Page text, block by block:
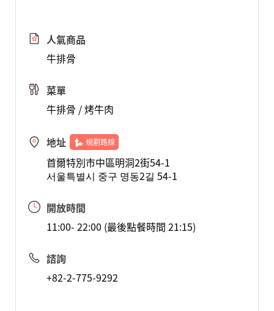
人氣商品
牛排骨
菜單
牛排骨 / 烤牛肉
地址 規劃路線
首爾特別市中區明洞2街54-1
서울특별시 중구 명동2길 54-1
開放時間
11:00- 22:00 (最後點餐時間 21:15)
諮詢
+82-2-775-9292